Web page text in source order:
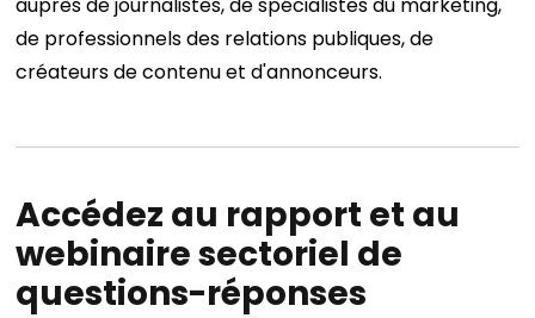
de professionnels des relations publiques, de
créateurs de contenu et d'annonceurs.
Accédez au rapport et au
webinaire sectoriel de
questions-réponses